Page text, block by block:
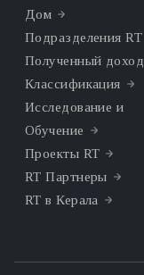
Дом
Подразделения RT
Полученный доход
Классификация
Исследование и
Обучение
Проекты RT
RT Партнеры
RT в Керала